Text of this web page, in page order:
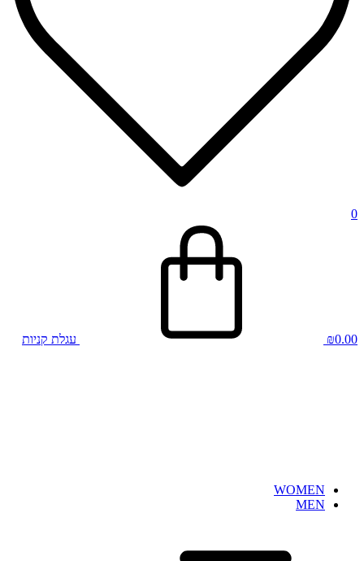
0
₪0.00 עגלת קניות
WOMEN
MEN